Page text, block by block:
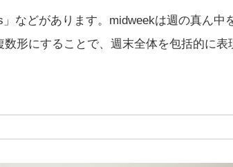
」などがあります。midweekは週の真ん中
形にすることで、週末全体を包括的に表